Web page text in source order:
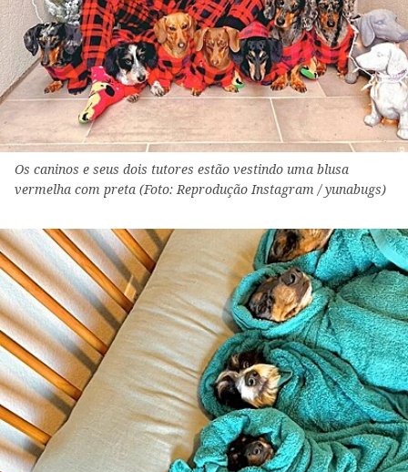
Os caninos e seus dois tutores estão vestindo uma blusa
vermelha com preta (Foto: Reprodução Instagram / yunabugs)